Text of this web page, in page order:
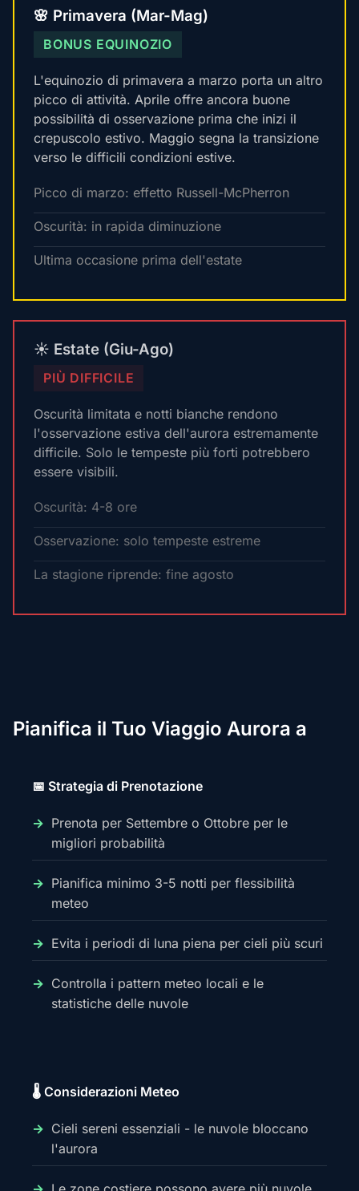
🌸 Primavera (Mar-Mag)
BONUS EQUINOZIO
L'equinozio di primavera a marzo porta un altro
picco di attività. Aprile offre ancora buone
possibilità di osservazione prima che inizi il
crepuscolo estivo. Maggio segna la transizione
verso le difficili condizioni estive.
Picco di marzo: effetto Russell-McPherron
Oscurità: in rapida diminuzione
Ultima occasione prima dell'estate
☀️ Estate (Giu-Ago)
PIÙ DIFFICILE
Oscurità limitata e notti bianche rendono
l'osservazione estiva dell'aurora estremamente
difficile. Solo le tempeste più forti potrebbero
essere visibili.
Oscurità: 4-8 ore
Osservazione: solo tempeste estreme
La stagione riprende: fine agosto
Pianifica il Tuo Viaggio Aurora a
📅 Strategia di Prenotazione
Prenota per Settembre o Ottobre per le
migliori probabilità
Pianifica minimo 3-5 notti per flessibilità
meteo
Evita i periodi di luna piena per cieli più scuri
Controlla i pattern meteo locali e le
statistiche delle nuvole
🌡️ Considerazioni Meteo
Cieli sereni essenziali - le nuvole bloccano
l'aurora